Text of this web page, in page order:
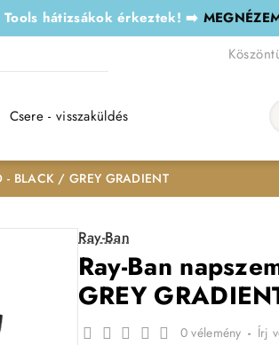
Tools hátizsákok érkeztek! ➡️
Csere - visszaküldés
- BLACK / GREY GRADIENT
Ray-Ban
Ray-Ban
GREY
0 vélemény - Írj